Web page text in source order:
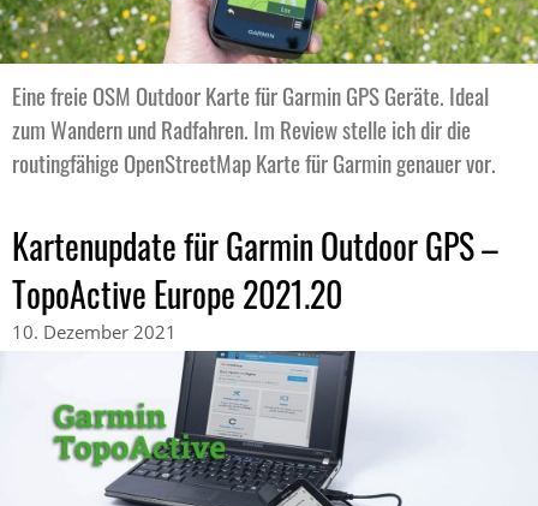
Eine freie OSM Outdoor Karte für Garmin GPS Geräte. Ideal
zum Wandern und Radfahren. Im Review stelle ich dir die
routingfähige OpenStreetMap Karte für Garmin genauer vor.
Kartenupdate für Garmin Outdoor GPS –
TopoActive Europe 2021.20
10. Dezember 2021